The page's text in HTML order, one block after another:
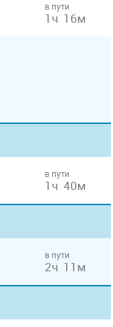
в пути
1ч 16м
в пути
1ч 40м
в пути
2ч 11м